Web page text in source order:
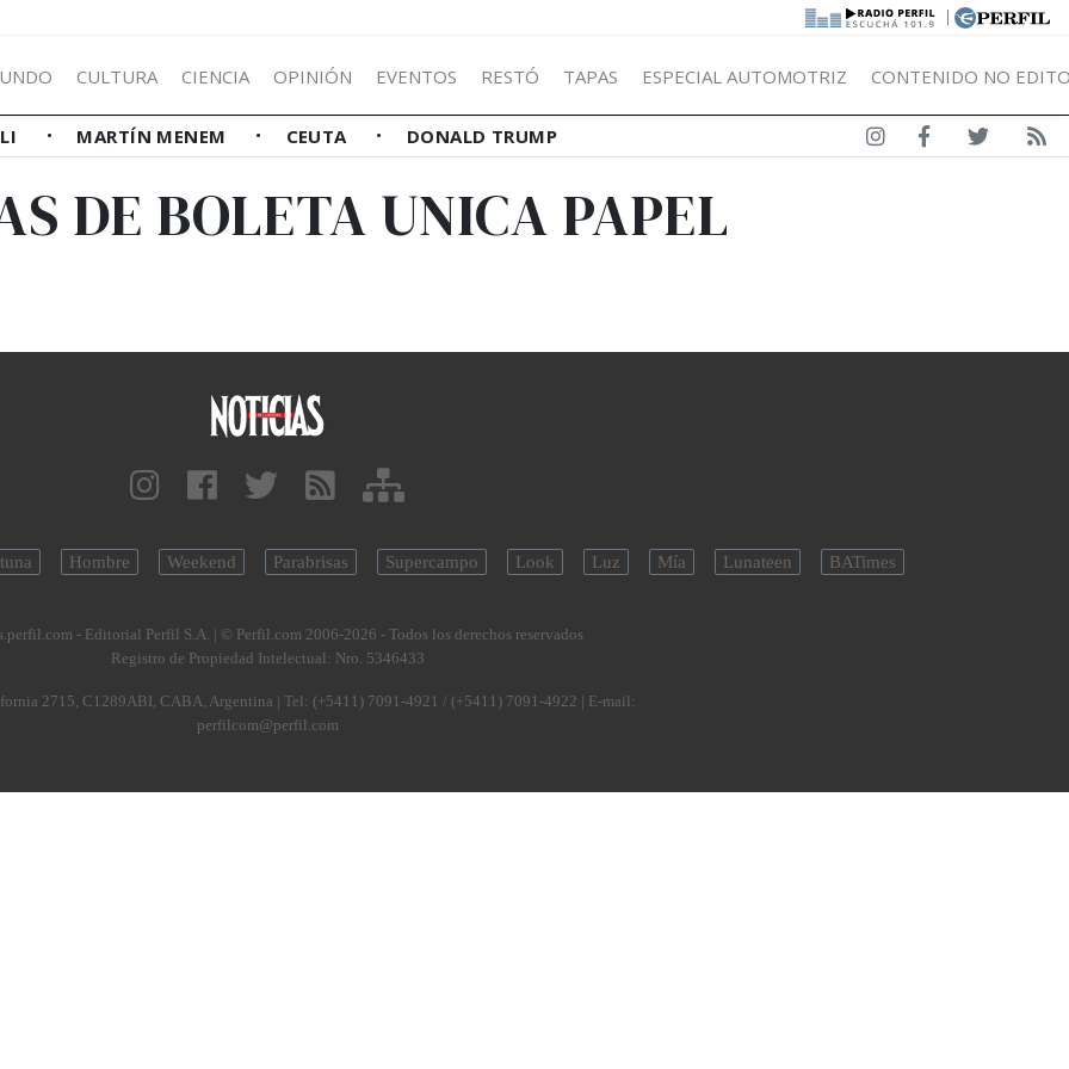
|
CULTURA CIENCIA OPINIÓN EVENTOS RESTÓ TAPAS ESPECIAL AUTOMOTRIZ CONTENIDO NO
MARTÍN MENEM CEUTA DONALD TRUMP
DE BOLETA UNICA PAPEL
Hombre Weekend Parabrisas Supercampo Look Luz Mía Lunateen BATimes
- Editorial Perfil S.A. | © Perfil.com 2006-2026 - Todos los derechos reservados
Registro de Propiedad Intelectual: Nro. 5346433
2715, C1289ABI, CABA, Argentina | Tel: (+5411) 7091-4921 / (+5411) 7091-4922 | E-mail:
perfilcom@perfil.com